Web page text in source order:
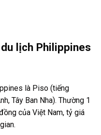
lịch Philippines
là Piso (tiếng
Tây Ban Nha). Thường 1
của Việt Nam, tỷ giá